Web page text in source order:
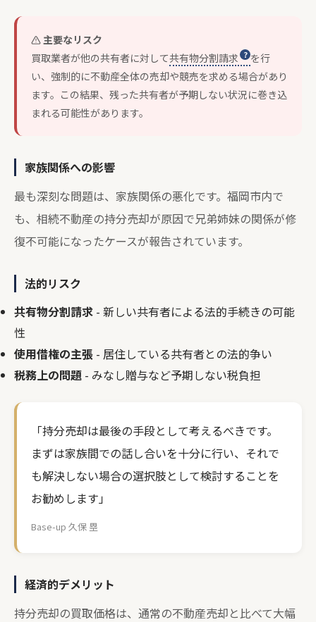
主要なリスク
買取業者が他の共有者に対して共有物分割請求
を行
い、強制的に不動産全体の売却や競売を求める場合があり
ます。この結果、残った共有者が予期しない状況に巻き込
まれる可能性があります。
家族関係への影響
最も深刻な問題は、家族関係の悪化です。福岡市内で
も、相続不動産の持分売却が原因で兄弟姉妹の関係が修
復不可能になったケースが報告されています。
法的リスク
共有物分割請求 - 新しい共有者による法的手続きの可能
性
使用借権の主張 - 居住している共有者との法的争い
税務上の問題 - みなし贈与など予期しない税負担
「持分売却は最後の手段として考えるべきです。
まずは家族間での話し合いを十分に行い、それで
も解決しない場合の選択肢として検討することを
お勧めします」
Base-up 久保 塁
経済的デメリット
持分売却の買取価格は、通常の不動産売却と比べて大幅